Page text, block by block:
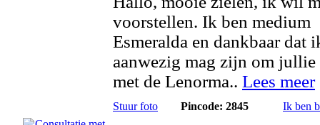
voorstellen. Ik ben medium
Esmeralda en dankbaar dat
aanwezig mag zijn om jullie
met de Lenorma.. Lees meer
Stuur foto Pincode: 2845 Ik ben